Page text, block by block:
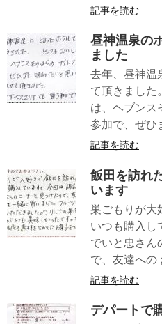
記事を読む
昼神温泉の
ました
去年、昼神温
て頂きました
は、ヘブンス
参加で、ぜひ
記事を読む
飯田を訪れ
います
巣ごもりが大
いつも購入し
でいと忠さん
で、友達への
記事を読む
デパートで